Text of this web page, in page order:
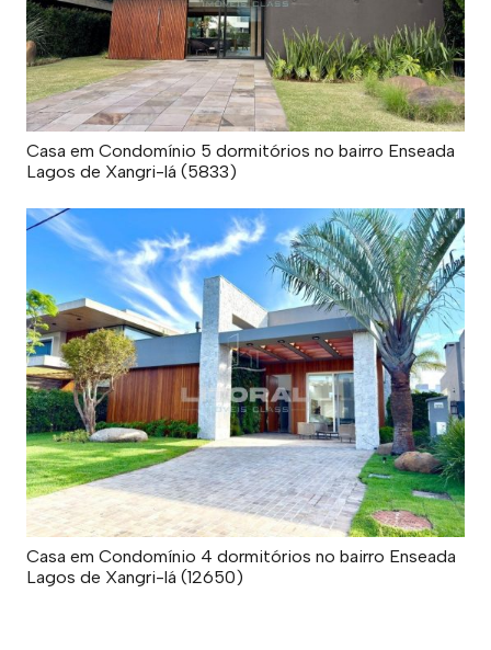
Casa em Condomínio 5 dormitórios no bairro Enseada
Lagos de Xangri-lá (5833)
Casa em Condomínio 4 dormitórios no bairro Enseada
Lagos de Xangri-lá (12650)